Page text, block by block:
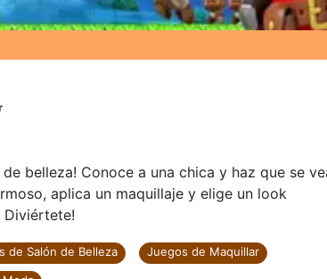
belleza! Conoce a una chica y haz que se
aplica un maquillaje y elige un look
Diviértete!
de Salón de Belleza
Juegos de Maquillar